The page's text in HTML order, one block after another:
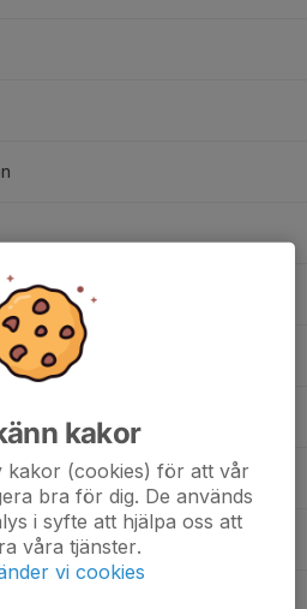
kakor
kakor (cookies) för att vår
bra för dig. De används
i syfte att hjälpa oss att
våra tjänster.
vi cookies